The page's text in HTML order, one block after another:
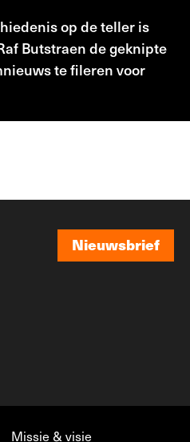
op de teller is
Butstraen de geknipte
te fileren voor
Nieuwsbrief
Missie & visie